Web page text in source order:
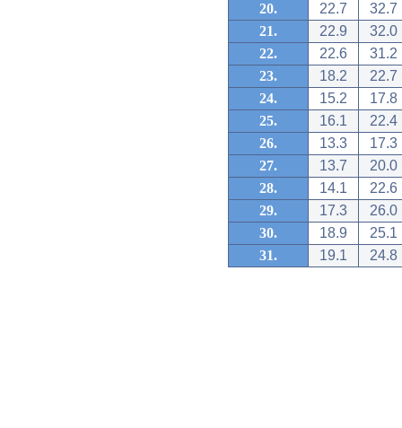
20.
22.7
32.7
21.
22.9
32.0
22.
22.6
31.2
23.
18.2
22.7
24.
15.2
17.8
25.
16.1
22.4
26.
13.3
17.3
27.
13.7
20.0
28.
14.1
22.6
29.
17.3
26.0
30.
18.9
25.1
31.
19.1 24.8